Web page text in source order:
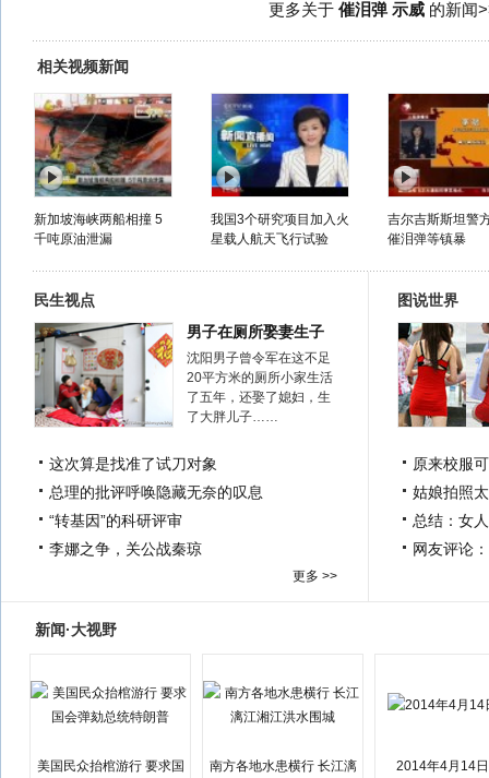
更多关于 催泪弹 示威的新闻
相关视频新闻
新加坡海峡两船相撞 5
千吨原油泄漏
我国3个研究项目加入火
星载人航天飞行试验
吉尔吉斯斯坦警
催泪弹等镇暴
民生视点
男子在厕所娶妻生子
沈阳男子曾令军在这不足
20平方米的厕所小家生活
了五年，还娶了媳妇，生
了大胖儿子……
这次算是找准了试刀对象
总理的批评呼唤隐藏无奈的叹息
“转基因”的科研评审
李娜之争，关公战秦琼
更多 >>
图说世界
原来校服
姑娘拍照
总结：女
网友评论
新闻·大视野
美国民众抬棺游行 要求国
南方各地水患横行 长江漓
2014年4月14